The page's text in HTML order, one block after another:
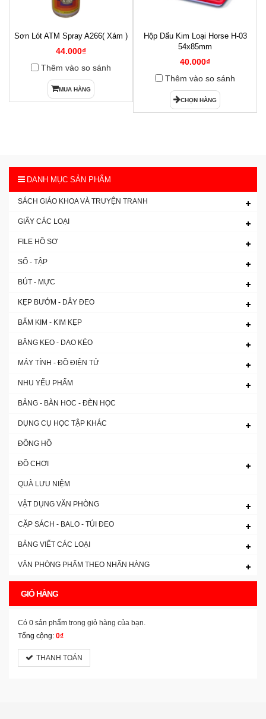
Sơn Lót ATM Spray A266( Xám )
44.000₫
Thêm vào so sánh
MUA HÀNG
Hộp Dấu Kim Loại Horse H-03
54x85mm
40.000₫
Thêm vào so sánh
CHỌN HÀNG
DANH MỤC SẢN PHẨM
SÁCH GIÁO KHOA VÀ TRUYỆN TRANH
GIẤY CÁC LOẠI
FILE HỒ SƠ
SỔ - TẬP
BÚT - MỰC
KẸP BƯỚM - DÂY ĐEO
BẤM KIM - KIM KẸP
BĂNG KEO - DAO KÉO
MÁY TÍNH - ĐỒ ĐIỆN TỬ
NHU YẾU PHẨM
BẢNG - BÀN HOC - ĐÈN HỌC
DỤNG CỤ HỌC TẬP KHÁC
ĐỒNG HỒ
ĐỒ CHƠI
QUÀ LƯU NIỆM
VẬT DỤNG VĂN PHÒNG
CẶP SÁCH - BALO - TÚI ĐEO
BẢNG VIẾT CÁC LOẠI
VĂN PHÒNG PHẨM THEO NHÃN HÀNG
GIỎ HÀNG
Có 0 sản phẩm trong giỏ hàng của bạn.
Tổng cộng: 0₫
THANH TOÁN